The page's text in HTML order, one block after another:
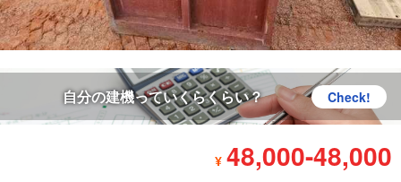
自分の建機っていくらくらい？ Check!
¥ 48,000-48,000